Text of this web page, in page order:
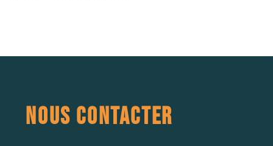
NOUS CONTACTER